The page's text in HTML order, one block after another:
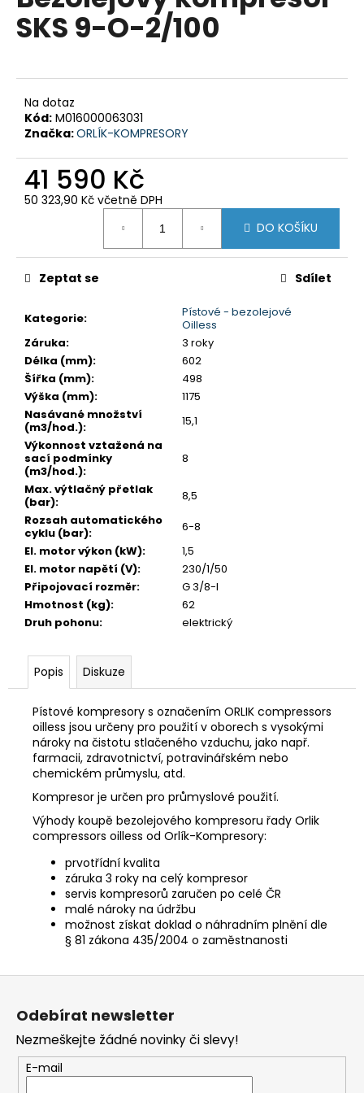
0,0
z
SKS 9-O-2/100
Na dotaz
Kód: M016000063031
Značka:ORLÍK-KOMPRESORY
41 590 Kč
50 323,90 Kč včetně DPH
DO KOŠÍKU
Kategorie:
Pístové - bezolejové
Oilless
Záruka:
3 roky
Délka (mm):
602
Šířka (mm):
498
Výška (mm):
1175
Nasávané množství
(m3/hod.):
15,1
Výkonnost vztažená na
sací podmínky
(m3/hod.):
8
Max. výtlačný přetlak
(bar):
8,5
Rozsah automatického
cyklu (bar):
6-8
El. motor výkon (kW):
1,5
El. motor napětí (V):
230/1/50
Připojovací rozměr:
G 3/8-I
Hmotnost (kg):
62
Druh pohonu: elektrický
Zeptat se Sdílet
Popis Diskuze
Pístové kompresory s označením ORLIK compressors
oilless jsou určeny pro použití v oborech s vysokými
nároky na čistotu stlačeného vzduchu, jako např.
farmacii, zdravotnictví, potravinářském nebo
chemickém průmyslu, atd.
Kompresor je určen pro průmyslové použití.
Výhody koupě bezolejového kompresoru řady Orlik
compressors oilless od Orlík-Kompresory:
prvotřídní kvalita
záruka 3 roky na celý kompresor
servis kompresorů zaručen po celé ČR
malé nároky na údržbu
možnost získat doklad o náhradním plnění dle
§ 81 zákona 435/2004 o zaměstnanosti
a
j
t
?
D
o
o
u
č
u
e
m
e
HADICE
9X15
MODRÁ
43
Kč
Původně:
45
Kč
Z
Odebírat newsletter
Nezmeškejte žádné novinky či slevy!
E-mail